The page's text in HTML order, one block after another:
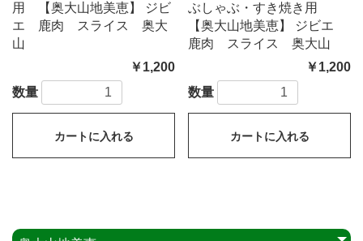
用 【奥大山地美恵】 ジビ
エ 鹿肉 スライス 奥大
山
￥1,200
数量
カートに入れる
ぶしゃぶ・すき焼き用
【奥大山地美恵】 ジビエ
鹿肉 スライス 奥大山
￥1,200
数量
カートに入れる